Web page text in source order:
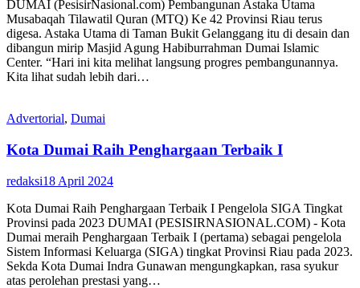
DUMAI (PesisirNasional.com) Pembangunan Astaka Utama
Musabaqah Tilawatil Quran (MTQ) Ke 42 Provinsi Riau terus
digesa. Astaka Utama di Taman Bukit Gelanggang itu di desain dan
dibangun mirip Masjid Agung Habiburrahman Dumai Islamic
Center. “Hari ini kita melihat langsung progres pembangunannya.
Kita lihat sudah lebih dari…
Advertorial, Dumai
Kota Dumai Raih Penghargaan Terbaik I
redaksi18 April 2024
Kota Dumai Raih Penghargaan Terbaik I Pengelola SIGA Tingkat
Provinsi pada 2023 DUMAI (PESISIRNASIONAL.COM) - Kota
Dumai meraih Penghargaan Terbaik I (pertama) sebagai pengelola
Sistem Informasi Keluarga (SIGA) tingkat Provinsi Riau pada 2023.
Sekda Kota Dumai Indra Gunawan mengungkapkan, rasa syukur
atas perolehan prestasi yang…